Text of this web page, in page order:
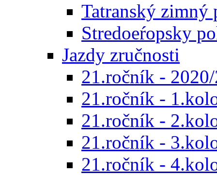
Tatranský zimný
Stredoeŕopsky
Jazdy zručnosti
21.ročník -
21.ročník -
21.ročník -
21.ročník -
21.ročník -